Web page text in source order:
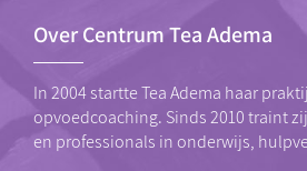
Over Centrum Tea Adema
In 2004 startte Tea Adema haar
opvoedcoaching. Sinds 2010 traint
en professionals in onderwijs,